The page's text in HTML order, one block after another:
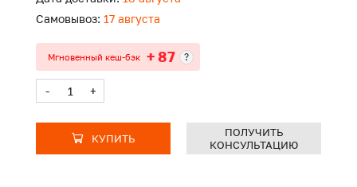
Самовывоз: 17 августа
Мгновенный кеш-бэк + 87 ?
- +
КУПИТЬ
ПОЛУЧИТЬ
КОНСУЛЬТАЦИЮ